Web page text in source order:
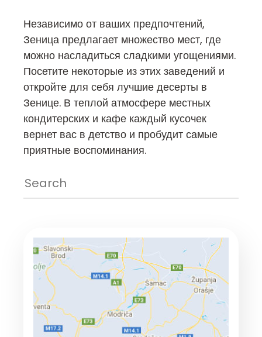
Независимо от ваших предпочтений,
Зеница предлагает множество мест, где
можно насладиться сладкими угощениями.
Посетите некоторые из этих заведений и
откройте для себя лучшие десерты в
Зенице. В теплой атмосфере местных
кондитерских и кафе каждый кусочек
вернет вас в детство и пробудит самые
приятные воспоминания.